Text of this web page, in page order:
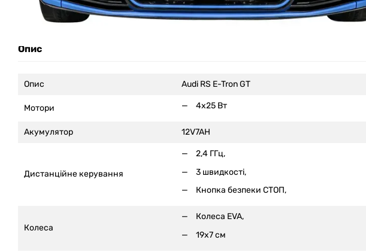
Опис
Опис Audi RS E-Tron GT
Мотори 4x25 Вт
Акумулятор 12V7AH
Дистанційне керування
2,4 ГГц,
3 швидкості,
Кнопка безпеки СТОП,
Колеса
Колеса EVA,
19x7 см